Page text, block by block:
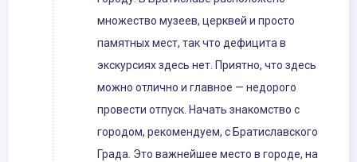
множество музеев, церквей и просто
памятных мест, так что дефицита в
экскурсиях здесь нет. Приятно, что здесь
можно отлично и главное — недорого
провести отпуск. Начать знакомство с
городом, рекомендуем, с Братиславского
Града. Это важнейшее место в городе, на